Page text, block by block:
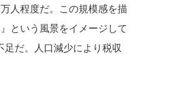
人程度だ。この規模感を描
という風景をイメージして
だ。人口減少により税収